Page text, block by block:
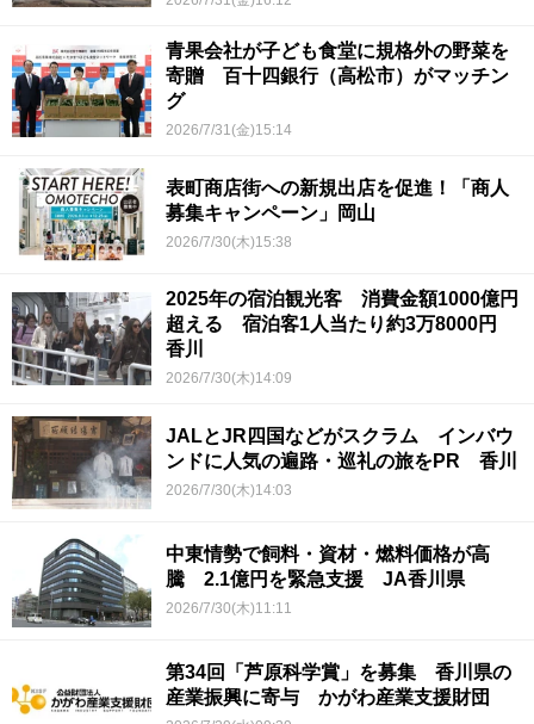
青果会社が子ども食堂に規格外の野菜を
寄贈 百十四銀行（高松市）がマッチン
グ
2026/7/31(金)15:14
表町商店街への新規出店を促進！「商人
募集キャンペーン」岡山
2026/7/30(木)15:38
2025年の宿泊観光客 消費金額1000億円
超える 宿泊客1人当たり約3万8000円
香川
2026/7/30(木)14:09
JALとJR四国などがスクラム インバウ
ンドに人気の遍路・巡礼の旅をPR 香川
2026/7/30(木)14:03
中東情勢で飼料・資材・燃料価格が高
騰 2.1億円を緊急支援 JA香川県
2026/7/30(木)11:11
第34回「芦原科学賞」を募集 香川県の
産業振興に寄与 かがわ産業支援財団